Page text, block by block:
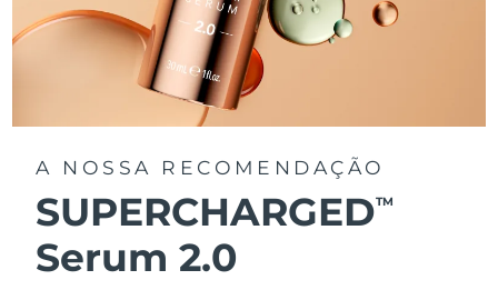
A NOSSA RECOMENDAÇÃO
SUPERCHARGEDTM
Serum 2.0